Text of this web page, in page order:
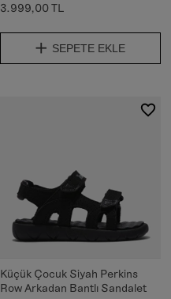
3.999,00 TL
SEPETE EKLE
Küçük Çocuk Siyah Perkins
Row Arkadan Bantlı Sandalet